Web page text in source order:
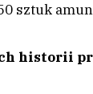
sztuk
historii